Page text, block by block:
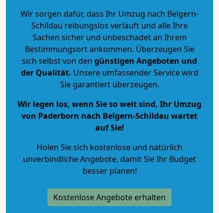
Wir sorgen dafür, dass Ihr Umzug nach Belgern-
Schildau reibungslos verläuft und alle Ihre
Sachen sicher und unbeschadet an Ihrem
Bestimmungsort ankommen. Überzeugen Sie
sich selbst von den günstigen Angeboten und
der Qualität. Unsere umfassender Service wird
Sie garantiert überzeugen.
Wir legen los, wenn Sie so weit sind, Ihr Umzug
von Paderborn nach Belgern-Schildau wartet
auf Sie!
Holen Sie sich kostenlose und natürlich
unverbindliche Angebote, damit Sie Ihr Budget
besser planen!
Kostenlose Angebote erhalten